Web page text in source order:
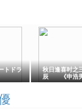
トドラ 秋日逢喜时之
辰 《申浩男